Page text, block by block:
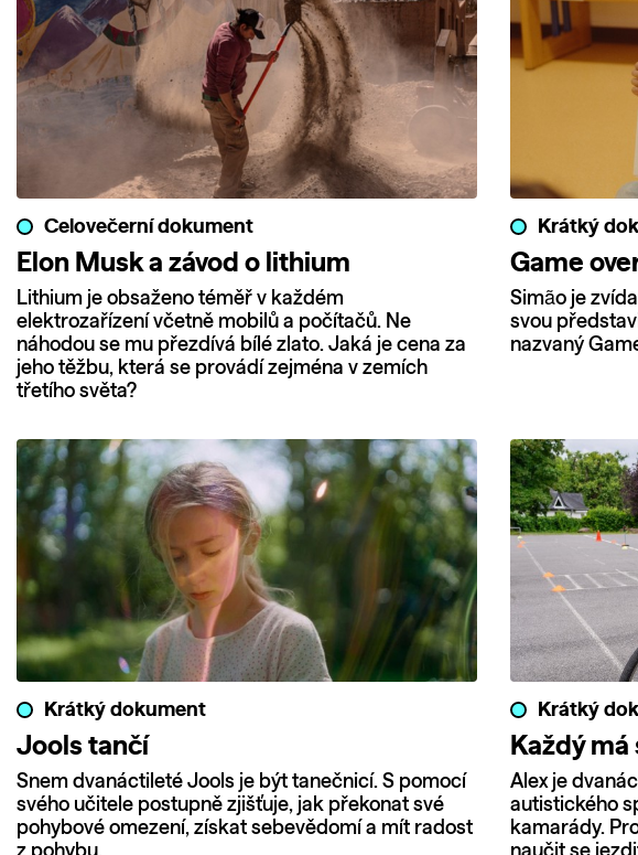
Celovečerní dokument
Elon Musk a závod o lithium
Lithium je obsaženo téměř v každém
elektrozařízení včetně mobilů a počítačů. Ne
náhodou se mu přezdívá bílé zlato. Jaká je cena za
jeho těžbu, která se provádí zejména v zemích
třetího světa?
Krátký
Game
Simão je
svou
nazvaný
Krátký dokument
Jools tančí
Snem dvanáctileté Jools je být tanečnicí. S pomocí
svého učitele postupně zjišťuje, jak překonat své
pohybové omezení, získat sebevědomí a mít radost
Krátký
Každý
Alex je
autistického
kamarády.